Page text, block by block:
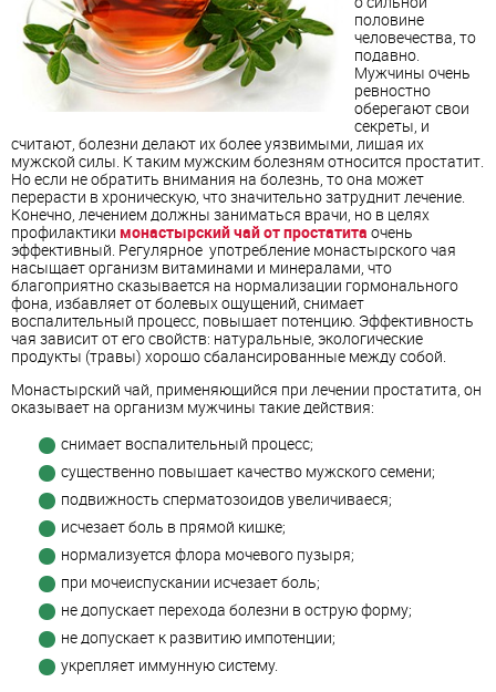
половине
человечества, то
подавно.
Мужчины очень
ревностно
оберегают свои
секреты, и
считают, болезни делают их более уязвимыми, лишая их
мужской силы. К таким мужским болезням относится простатит.
Но если не обратить внимания на болезнь, то она может
перерасти в хроническую, что значительно затруднит лечение.
Конечно, лечением должны заниматься врачи, но в целях
профилактики монастырский чай от простатита очень
эффективный. Регулярное употребление монастырского чая
насыщает организм витаминами и минералами, что
благоприятно сказывается на нормализации гормонального
фона, избавляет от болевых ощущений, снимает
воспалительный процесс, повышает потенцию. Эффективность
чая зависит от его свойств: натуральные, экологические
продукты (травы) хорошо сбалансированные между собой.
Монастырский чай, применяющийся при лечении простатита, он
оказывает на организм мужчины такие действия:
снимает воспалительный процесс;
существенно повышает качество мужского семени;
подвижность сперматозоидов увеличиваеся;
исчезает боль в прямой кишке;
нормализуется флора мочевого пузыря;
при мочеиспускании исчезает боль;
не допускает перехода болезни в острую форму;
не допускает к развитию импотенции;
укрепляет иммунную систему.